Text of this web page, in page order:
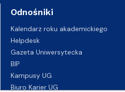
Odnośniki
Kalendarz roku akademickiego
Helpdesk
Gazeta Uniwersytecka
BIP
Kampusy UG
Biuro Karier UG